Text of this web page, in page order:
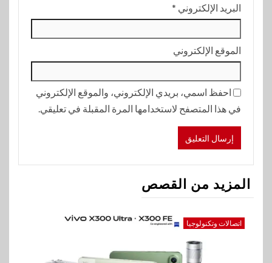
البريد الإلكتروني *
الموقع الإلكتروني
احفظ اسمي، بريدي الإلكتروني، والموقع الإلكتروني
في هذا المتصفح لاستخدامها المرة المقبلة في تعليقي.
المزيد من القصص
اتصالات وتكنولوجيا